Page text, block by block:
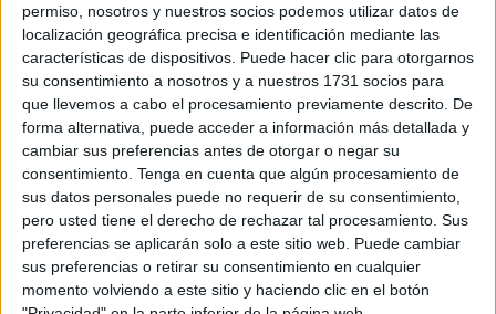
permiso, nosotros y nuestros socios podemos utilizar datos de
localización geográfica precisa e identificación mediante las
características de dispositivos. Puede hacer clic para otorgarnos
su consentimiento a nosotros y a nuestros 1731 socios para
que llevemos a cabo el procesamiento previamente descrito. De
forma alternativa, puede acceder a información más detallada y
cambiar sus preferencias antes de otorgar o negar su
consentimiento. Tenga en cuenta que algún procesamiento de
sus datos personales puede no requerir de su consentimiento,
pero usted tiene el derecho de rechazar tal procesamiento. Sus
preferencias se aplicarán solo a este sitio web. Puede cambiar
sus preferencias o retirar su consentimiento en cualquier
momento volviendo a este sitio y haciendo clic en el botón
Aprovechando los 25 años que cumplía la Federación de
Gimnasia de Ceuta, tuvo lugar una exhibición muy
especial, de carácter inclusivo. De la mano de la
Fundación de la AD Ceuta FC, chicas gimnastas y
jugadores del equipoGenuinecaballa, llevaron a cabo
una coreografía que alegró la fiesta a los presentes.
Aplaudidos y coreados
La ocasión fue genial para los chicos del equipo
Genuine. Salieron acompañados de las gimnastas de